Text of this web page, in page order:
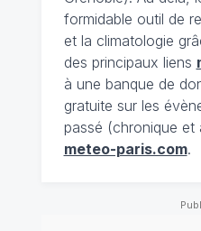
formidable outil de
et la climatologie
des principaux liens
à une banque de
gratuite sur les
passé (chronique et
meteo-paris.com.